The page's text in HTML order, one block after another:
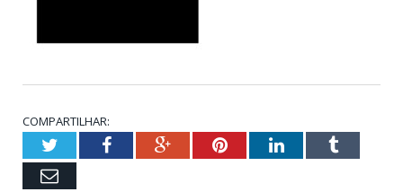
COMPARTILHAR:
TwitterFacebookGoogle+PinterestLinkedInTumblr
Email